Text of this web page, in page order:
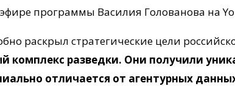
программы Василия Голованова на
раскрыл стратегические цели
комплекс разведки. Они получили
отличается от агентурных